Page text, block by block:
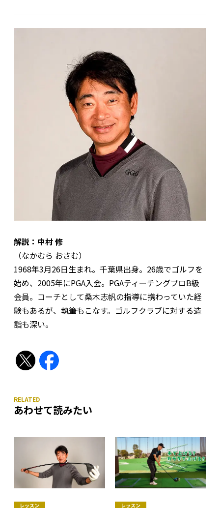
解説：中村 修
（なかむら おさむ）
1968年3月26日生まれ。千葉県出身。26歳でゴルフを
始め、2005年にPGA入会。PGAティーチングプロB級
会員。コーチとして桑木志帆の指導に携わっていた経
験もあるが、執筆もこなす。ゴルフクラブに対する造
詣も深い。
あわせて読みたい
レッスン レッスン